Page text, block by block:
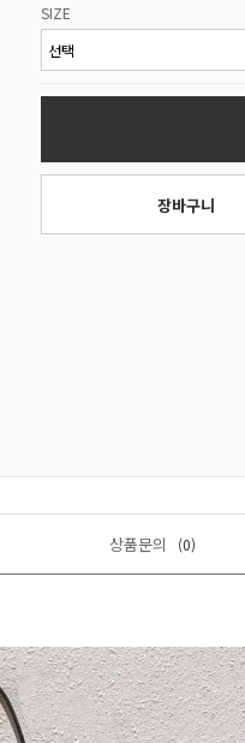
SIZE
장바구니
상품문의 (0)